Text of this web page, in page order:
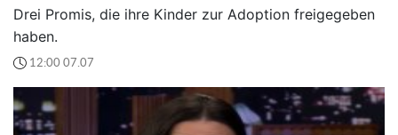
Drei Promis, die ihre Kinder zur Adoption freigegeben
haben.
12:00 07.07